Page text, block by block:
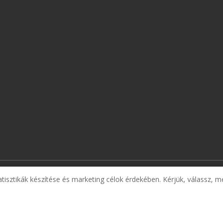
készítése és marketing célok érdekében. Kérjük, válassz,